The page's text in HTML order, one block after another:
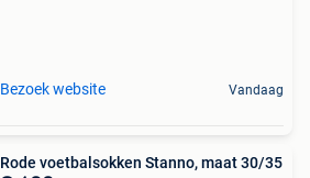
Bezoek website Vandaag
Rode voetbalsokken Stanno, maat 30/35